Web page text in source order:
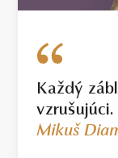
Každý
Mikuš